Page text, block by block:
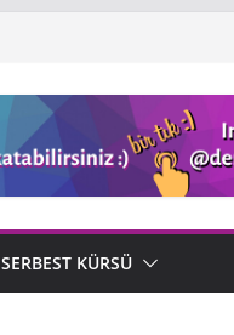
SERBEST KÜRSÜ